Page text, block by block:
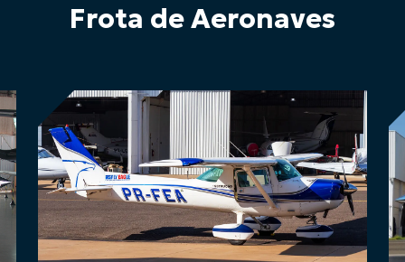
Frota de Aeronaves